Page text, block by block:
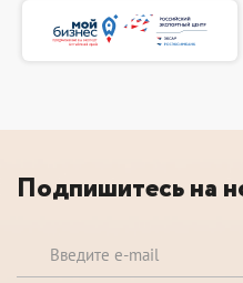
Подпишитесь на